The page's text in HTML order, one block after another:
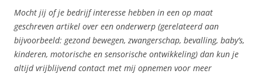
Mocht jij of je bedrijf interesse hebben in een op maat
geschreven artikel over een onderwerp (gerelateerd aan
bijvoorbeeld: gezond bewegen, zwangerschap, bevalling, baby’s,
kinderen, motorische en sensorische ontwikkeling) dan kun je
altijd vrijblijvend contact met mij opnemen voor meer